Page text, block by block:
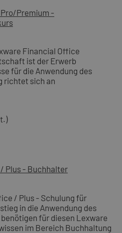
Premium -
Financial Office
ist der Erwerb
für die Anwendung des
richtet sich an
Plus - Buchhalter
/ Plus - Schulung für
in die Anwendung des
für diesen Lexware
im Bereich Buchhaltung